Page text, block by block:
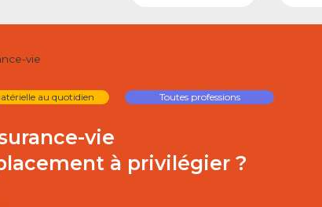
vie
au quotidien Toutes professions
vie
à privilégier ?